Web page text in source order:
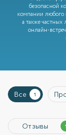
безопасной
компании любого
а также частных
онлайн-
Все 1
Отзывы 1